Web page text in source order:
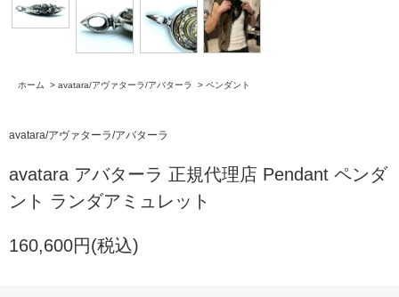
ホーム > avatara/アヴァターラ/アバターラ > ペンダント
avatara/アヴァターラ/アバターラ
avatara アバターラ 正規代理店 Pendant ペンダ
ント ランダアミュレット
160,600円(税込)